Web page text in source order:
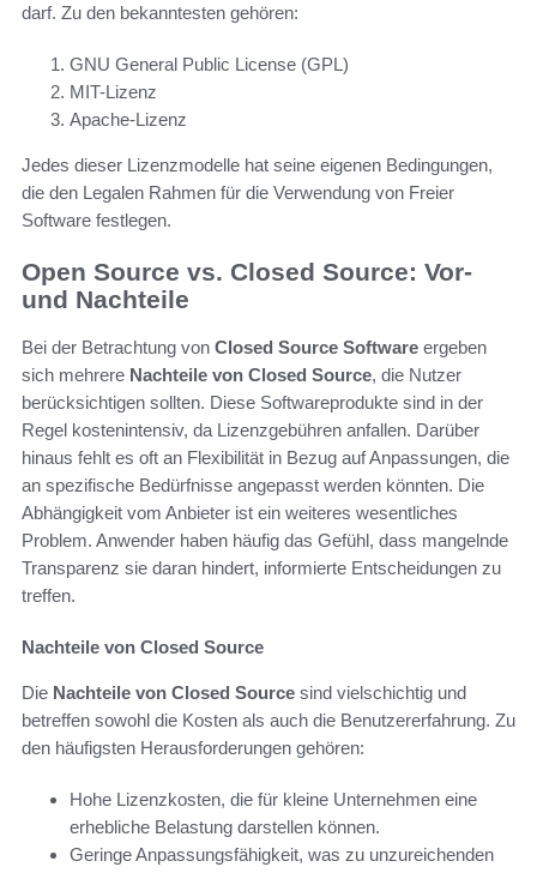
darf. Zu den bekanntesten gehören:
GNU General Public License (GPL)
MIT-Lizenz
Apache-Lizenz
Jedes dieser Lizenzmodelle hat seine eigenen Bedingungen,
die den Legalen Rahmen für die Verwendung von Freier
Software festlegen.
Open Source vs. Closed Source: Vor-
und Nachteile
Bei der Betrachtung von Closed Source Software ergeben
sich mehrere Nachteile von Closed Source, die Nutzer
berücksichtigen sollten. Diese Softwareprodukte sind in der
Regel kostenintensiv, da Lizenzgebühren anfallen. Darüber
hinaus fehlt es oft an Flexibilität in Bezug auf Anpassungen, die
an spezifische Bedürfnisse angepasst werden könnten. Die
Abhängigkeit vom Anbieter ist ein weiteres wesentliches
Problem. Anwender haben häufig das Gefühl, dass mangelnde
Transparenz sie daran hindert, informierte Entscheidungen zu
treffen.
Nachteile von Closed Source
Die Nachteile von Closed Source sind vielschichtig und
betreffen sowohl die Kosten als auch die Benutzererfahrung. Zu
den häufigsten Herausforderungen gehören:
Hohe Lizenzkosten, die für kleine Unternehmen eine
erhebliche Belastung darstellen können.
Geringe Anpassungsfähigkeit, was zu unzureichenden